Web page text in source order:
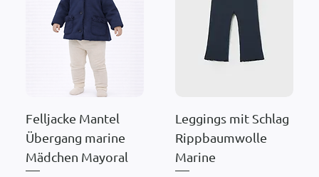
Felljacke Mantel
Übergang marine
Mädchen Mayoral
Leggings mit Schlag
Rippbaumwolle
Marine